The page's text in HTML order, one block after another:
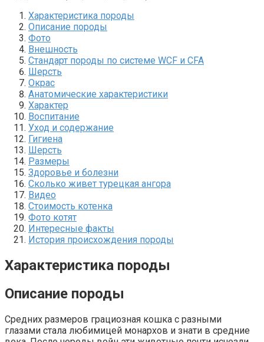
Характеристика породы
Описание породы
Фото
Внешность
Стандарт породы по системе WCF и CFA
Шерсть
Окрас
Анатомические характеристики
Характер
Воспитание
Уход и содержание
Гигиена
Шерсть
Размеры
Здоровье и болезни
Сколько живет турецкая ангора
Видео
Стоимость котенка
Фото котят
Интересные факты
История происхождения породы
Характеристика породы
Описание породы
Средних размеров грациозная кошка с разными
глазами стала любимицей монархов и знати в средние